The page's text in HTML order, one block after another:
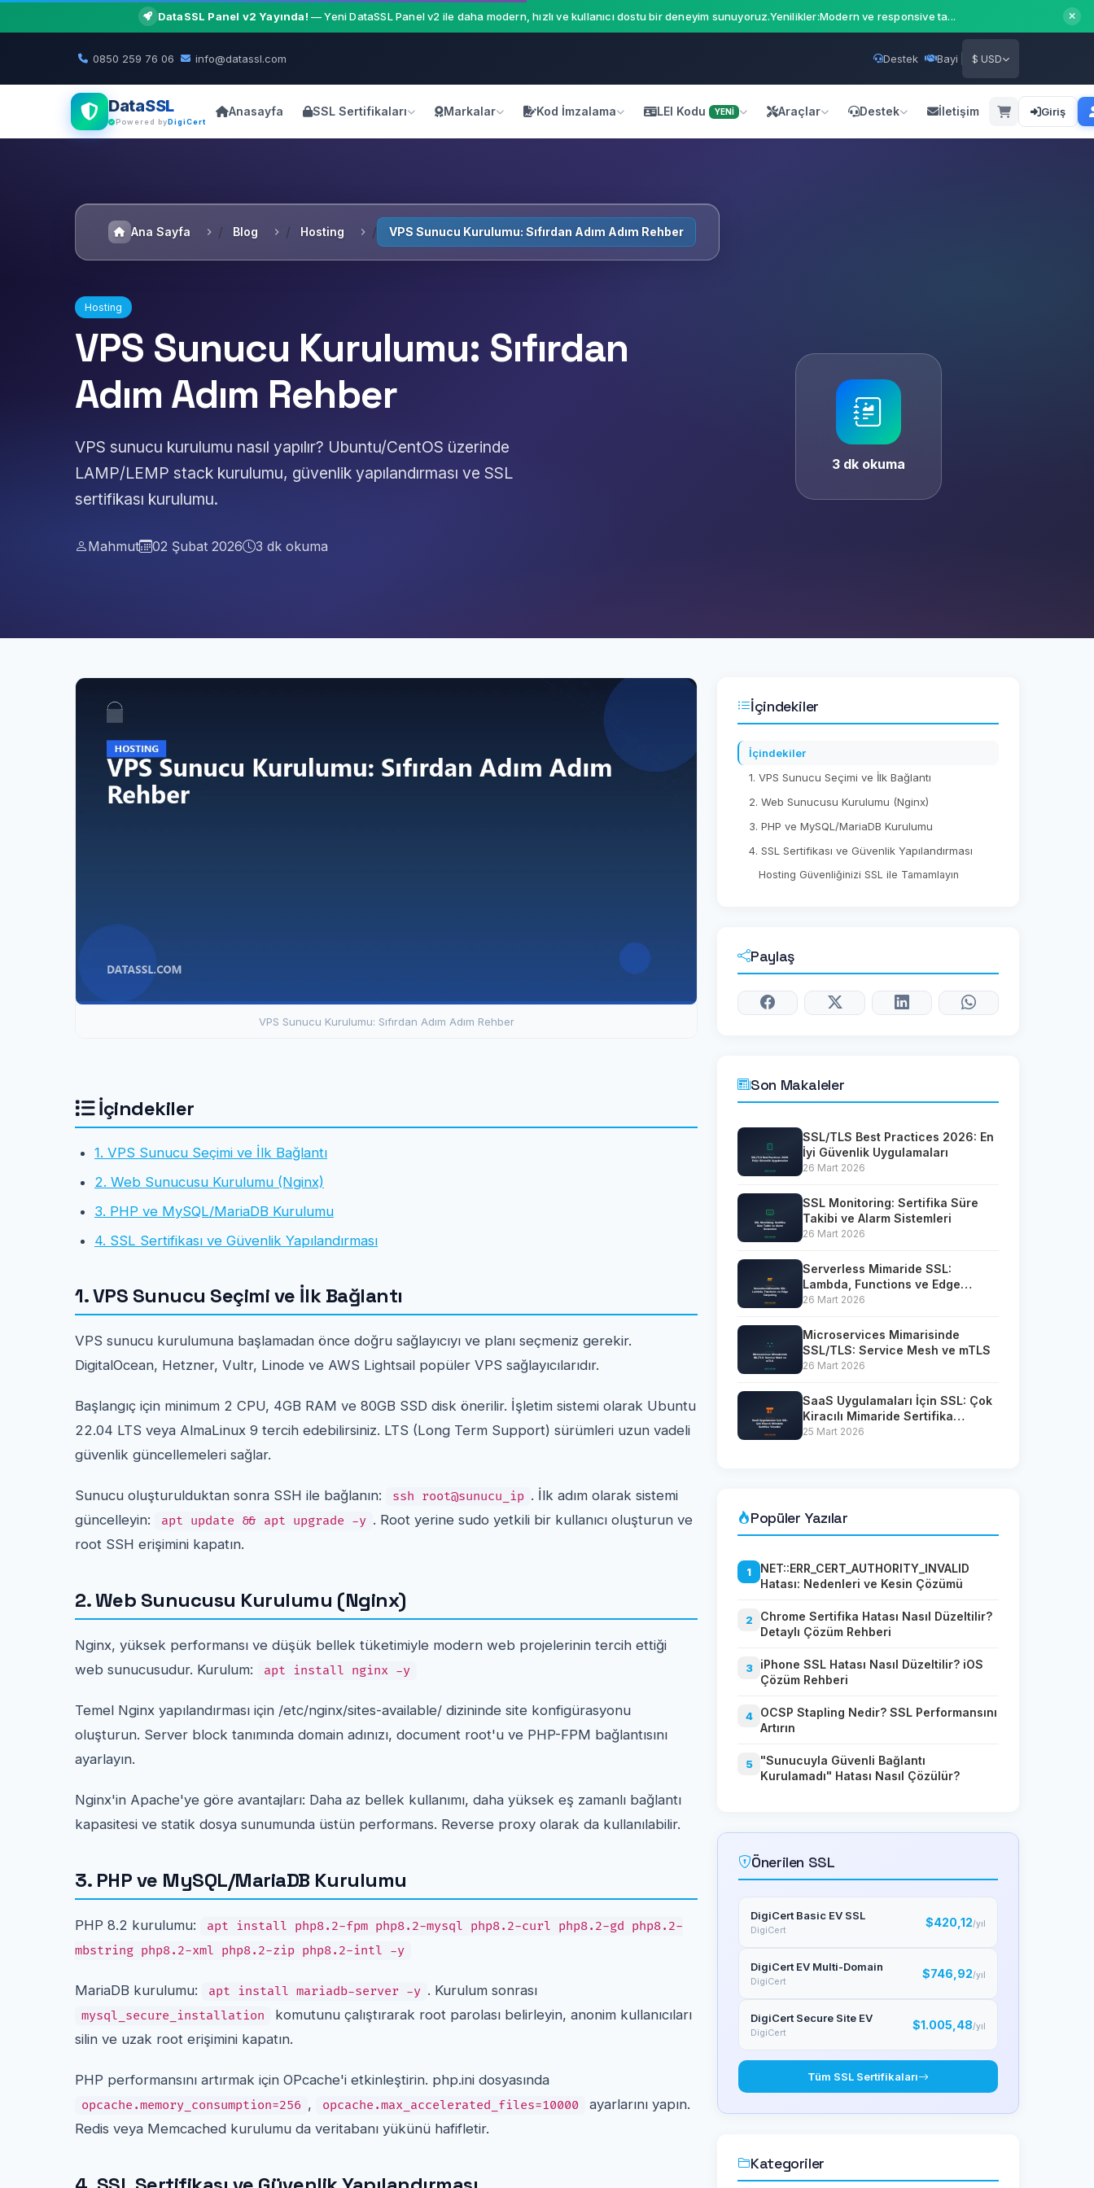
DataSSL Panel v2 Yayında! — Yeni DataSSL Panel v2 ile daha modern, hızlı ve kullanıcı dostu bir deneyim sunuyoruz.Yenilikler:Modern ve responsive ta...
0850 259 76 06 info@datassl.com Destek Bayi $ USD
DataSSL
Powered byDigiCert
Anasayfa SSL Sertifikaları Markalar Kod İmzalama LEI Kodu YENİ Araçlar Destek İletişim Giriş
Ana Sayfa Blog Hosting VPS Sunucu Kurulumu: Sıfırdan Adım Adım Rehber
Hosting
VPS Sunucu Kurulumu: Sıfırdan
Adım Adım Rehber
VPS sunucu kurulumu nasıl yapılır? Ubuntu/CentOS üzerinde
LAMP/LEMP stack kurulumu, güvenlik yapılandırması ve SSL
sertifikası kurulumu.
Mahmut 02 Şubat 2026 3 dk okuma
3 dk okuma
VPS Sunucu Kurulumu: Sıfırdan Adım Adım Rehber
İçindekiler
1. VPS Sunucu Seçimi ve İlk Bağlantı
2. Web Sunucusu Kurulumu (Nginx)
3. PHP ve MySQL/MariaDB Kurulumu
4. SSL Sertifikası ve Güvenlik Yapılandırması
1. VPS Sunucu Seçimi ve İlk Bağlantı
VPS sunucu kurulumuna başlamadan önce doğru sağlayıcıyı ve planı seçmeniz gerekir.
DigitalOcean, Hetzner, Vultr, Linode ve AWS Lightsail popüler VPS sağlayıcılarıdır.
Başlangıç için minimum 2 CPU, 4GB RAM ve 80GB SSD disk önerilir. İşletim sistemi olarak Ubuntu
22.04 LTS veya AlmaLinux 9 tercih edebilirsiniz. LTS (Long Term Support) sürümleri uzun vadeli
güvenlik güncellemeleri sağlar.
Sunucu oluşturulduktan sonra SSH ile bağlanın: ssh root@sunucu_ip . İlk adım olarak sistemi
güncelleyin:
apt update && apt upgrade -y . Root yerine sudo yetkili bir kullanıcı oluşturun ve
root SSH erişimini kapatın.
2. Web Sunucusu Kurulumu (Nginx)
Nginx, yüksek performansı ve düşük bellek tüketimiyle modern web projelerinin tercih ettiği
web sunucusudur. Kurulum:
apt install nginx -y
Temel Nginx yapılandırması için /etc/nginx/sites-available/ dizininde site konfigürasyonu
oluşturun. Server block tanımında domain adınızı, document root'u ve PHP-FPM bağlantısını
ayarlayın.
Nginx'in Apache'ye göre avantajları: Daha az bellek kullanımı, daha yüksek eş zamanlı bağlantı
kapasitesi ve statik dosya sunumunda üstün performans. Reverse proxy olarak da kullanılabilir.
3. PHP ve MySQL/MariaDB Kurulumu
PHP 8.2 kurulumu:
apt install php8.2-fpm php8.2-mysql php8.2-curl php8.2-gd php8.2-
mbstring php8.2-xml php8.2-zip php8.2-intl -y
MariaDB kurulumu: apt install mariadb-server -y . Kurulum sonrası
mysql_secure_installation
komutunu çalıştırarak root parolası belirleyin, anonim kullanıcıları
silin ve uzak root erişimini kapatın.
PHP performansını artırmak için OPcache'i etkinleştirin. php.ini dosyasında
opcache.memory_consumption=256 , opcache.max_accelerated_files=10000
ayarlarını yapın.
Redis veya Memcached kurulumu da veritabanı yükünü hafifletir.
İçindekiler
İçindekiler
1. VPS Sunucu Seçimi ve İlk Bağlantı
2. Web Sunucusu Kurulumu (Nginx)
3. PHP ve MySQL/MariaDB Kurulumu
4. SSL Sertifikası ve Güvenlik Yapılandırması
Hosting Güvenliğinizi SSL ile Tamamlayın
Paylaş
Son Makaleler
SSL/TLS Best Practices 2026: En
İyi Güvenlik Uygulamaları
26 Mart 2026
SSL Monitoring: Sertifika Süre
Takibi ve Alarm Sistemleri
26 Mart 2026
Serverless Mimaride SSL:
Lambda, Functions ve Edge
Computing
26 Mart 2026
Microservices Mimarisinde
SSL/TLS: Service Mesh ve mTLS
26 Mart 2026
SaaS Uygulamaları İçin SSL: Çok
Kiracılı Mimaride Sertifika
Yönetimi
25 Mart 2026
Popüler Yazılar
1
NET::ERR_CERT_AUTHORITY_INVALID
Hatası: Nedenleri ve Kesin Çözümü
2
Chrome Sertifika Hatası Nasıl Düzeltilir?
Detaylı Çözüm Rehberi
3
iPhone SSL Hatası Nasıl Düzeltilir? iOS
Çözüm Rehberi
4
OCSP Stapling Nedir? SSL Performansını
Artırın
5
"Sunucuyla Güvenli Bağlantı
Kurulamadı" Hatası Nasıl Çözülür?
Önerilen SSL
DigiCert Basic EV SSL
DigiCert
$420,12/yıl
DigiCert EV Multi-Domain
DigiCert
$746,92/yıl
DigiCert Secure Site EV
DigiCert
$1.005,48/yıl
Tüm SSL Sertifikaları
Kategoriler